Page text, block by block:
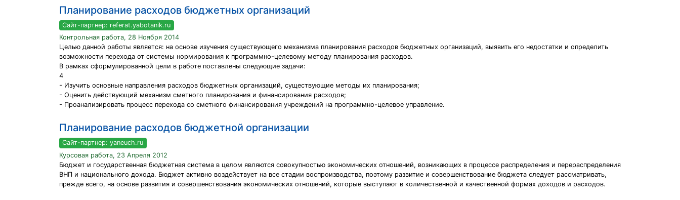
Планирование расходов бюджетных организаций
Сайт-партнер: referat.yabotanik.ru
Контрольная работа, 28 Ноября 2014
Целью данной работы является: на основе изучения существующего механизма планирования расходов бюджетных организаций, выявить его недостатки и определить
возможности перехода от системы нормирования к программно-целевому методу планирования расходов.
В рамках сформулированной цели в работе поставлены следующие задачи:
4
- Изучить основные направления расходов бюджетных организаций, существующие методы их планирования;
- Оценить действующий механизм сметного планирования и финансирования расходов;
- Проанализировать процесс перехода со сметного финансирования учреждений на программно-целевое управление.
Планирование расходов бюджетной организации
Сайт-партнер: yaneuch.ru
Курсовая работа, 23 Апреля 2012
Бюджет и государственная бюджетная система в целом являются совокупностью экономических отношений, возникающих в процессе распределения и перераспределения
ВНП и национального дохода. Бюджет активно воздействует на все стадии воспроизводства, поэтому развитие и совершенствование бюджета следует рассматривать,
прежде всего, на основе развития и совершенствования экономических отношений, которые выступают в количественной и качественной формах доходов и расходов.